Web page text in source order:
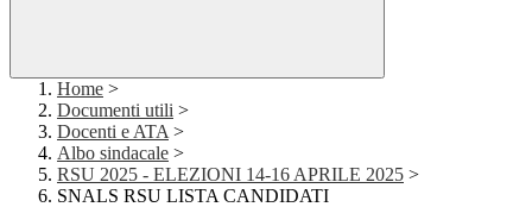
Home >
Documenti utili >
Docenti e ATA >
Albo sindacale >
RSU 2025 - ELEZIONI 14-16 APRILE 2025 >
SNALS RSU LISTA CANDIDATI